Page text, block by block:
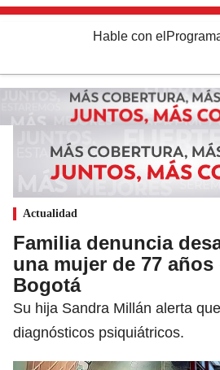
Hable con el
Actualidad
Familia denuncia
una mujer de 77 años
Bogotá
Su hija Sandra Millán alerta
diagnósticos psiquiátricos.